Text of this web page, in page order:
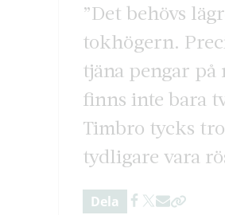
”Det behövs
tokhögern.
tjäna pengar
finns inte bara
Timbro tycks
tydligare vara
Dela